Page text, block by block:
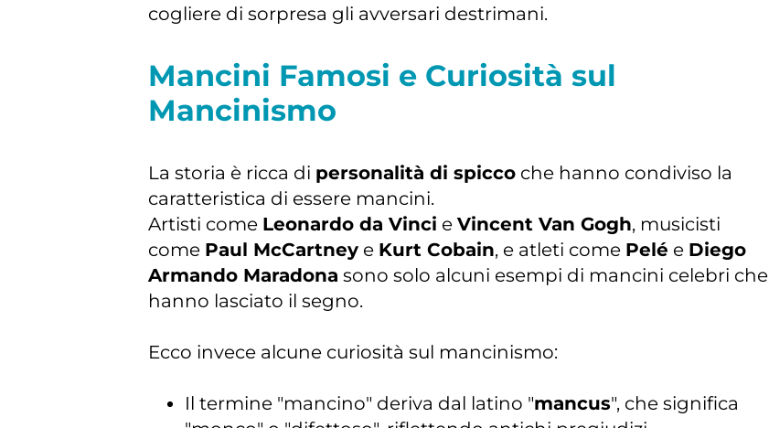
cogliere di sorpresa gli avversari destrimani.
Mancini Famosi e Curiosità sul
Mancinismo
La storia è ricca di personalità di spiccoche hanno condiviso la
caratteristica di essere mancini.
Artisti come Leonardo da Vinci e Vincent Van Gogh, musicisti
come Paul McCartneye Kurt Cobain, e atleti come Pelé e Diego
Armando Maradona sono solo alcuni esempi di mancini celebri che
hanno lasciato il segno.
Ecco invece alcune curiosità sul mancinismo:
Il termine "mancino" deriva dal latino "mancus", che significa